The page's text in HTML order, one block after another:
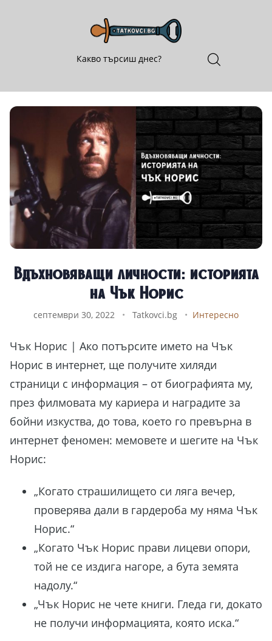
Вдъхновяващи личности: историята
на Чък Норис
септември 30, 2022 • Tatkovci.bg • Интересно
Чък Норис | Ако потърсите името на Чък
Норис в интернет, ще получите хиляди
страници с информация – от биографията му,
през филмовата му кариера и наградите за
бойни изкуства, до това, което го превърна в
интернет феномен: мемовете и шегите на Чък
Норис:
„Когато страшилището си ляга вечер,
проверява дали в гардероба му няма Чък
Норис.“
„Когато Чък Норис прави лицеви опори,
той не се издига нагоре, а бута земята
надолу.“
„Чък Норис не чете книги. Гледа ги, докато
не получи информацията, която иска.“